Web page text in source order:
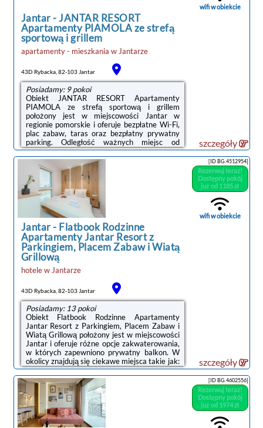
km od obiektu.Doba ...
Jantar-JANTAR RESORT
Apartamenty PIAMOLA ze strefą
sportową i grillem
apartamenty - mieszkania w Jantarze
43D Rybacka, 82-103 Jantar
Posiadamy: 9 pokoi
Obiekt JANTAR RESORT Apartamenty
PIAMOLA ze strefą sportową i grillem
położony jest w miejscowości Jantar w
regionie pomorskie i oferuje bezpłatne Wi-Fi,
plac zabaw, taras oraz bezpłatny prywatny
parking. Odległość ważnych miejsc od
obiektu: Plaża Jantar – 1,5 km.W każdej opcji
zakwaterowania znajduje się aneks kuchenny
z pełnym wyposażeniem i stołem, a także
prywatna łazienka z prysznicem oraz
suszarką do włosów. Wyposażenie obejmuje
również telewizor z płaskim ekranem.
Wyposażenie obejmuje także lodówkę, płytę
kuchenną i czajnik.Odległość ważnych miejsc
wifi w obiekcie
szczegóły
Jantar- Flatbook Rodzinne
Apartamenty Jantar Resort z
Parkingiem, Placem Zabaw i Wiatą
Grillową
hotelew Jantarze
43D Rybacka, 82-103 Jantar
Posiadamy: 13 pokoi
Obiekt Flatbook Rodzinne Apartamenty
Jantar Resort z Parkingiem, Placem Zabaw i
Wiatą Grillową położony jest w miejscowości
Jantar i oferuje różne opcje zakwaterowania,
w których zapewniono prywatny balkon. W
okolicy znajdują się ciekawe miejsca takie jak:
Plaża Jantar ( 1,5 km), Centralne Muzeum
Morskie ( 37 km), Polska Filharmonia
Bałtycka ( 37 km). Na miejscu dostępny jest
plac zabaw oraz bezpłatny prywatny parking.
Goście mogą też korzystać z bezpłatnego
WiFi.W każdym pokoju w obiekcie znajduje
się szafa, telewizor z płaskim ekranem oraz
[ID BG.4512954]
Rezerwuj teraz!
Dostępny pokój
już od 1185 zł
wifi w obiekcie
szczegóły
[ID BG.4602556]
Rezerwuj teraz!
Dostępny pokój
już od 1974 zł